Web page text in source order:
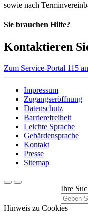
sowie nach
Sie brauchen Hilfe?
Kontaktieren
Zum Service-Portal 115
Impressum
Zugangseröffnung
Datenschutz
Barrierefreiheit
Leichte Sprache
Gebärdensprache
Kontakt
Presse
Sitemap
Ihre
Hinweis zu Cookies